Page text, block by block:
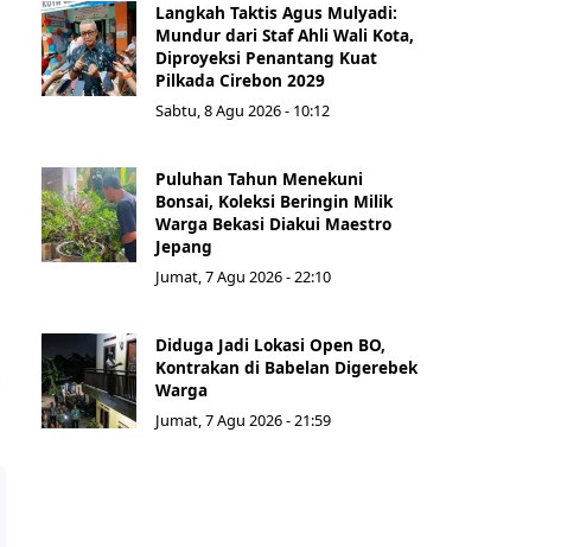
Langkah Taktis Agus Mulyadi:
Mundur dari Staf Ahli Wali Kota,
Diproyeksi Penantang Kuat
Pilkada Cirebon 2029
Sabtu, 8 Agu 2026 - 10:12
Puluhan Tahun Menekuni
Bonsai, Koleksi Beringin Milik
Warga Bekasi Diakui Maestro
Jepang
Jumat, 7 Agu 2026 - 22:10
Diduga Jadi Lokasi Open BO,
Kontrakan di Babelan Digerebek
Warga
Jumat, 7 Agu 2026 - 21:59